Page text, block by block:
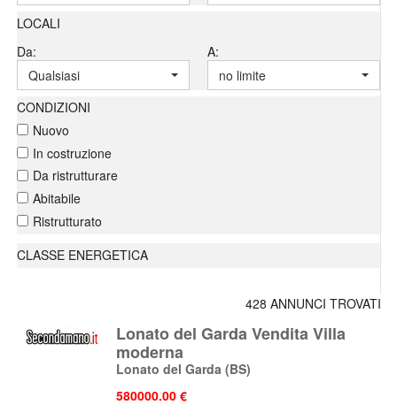
LOCALI
Da:
A:
Qualsiasi
no limite
CONDIZIONI
Nuovo
In costruzione
Da ristrutturare
Abitabile
Ristrutturato
CLASSE ENERGETICA
428 ANNUNCI TROVATI
Lonato del Garda Vendita Villa
moderna
Lonato del Garda (BS)
580000.00 €